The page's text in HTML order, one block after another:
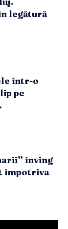
legătură
într-o
pe
înving
împotriva